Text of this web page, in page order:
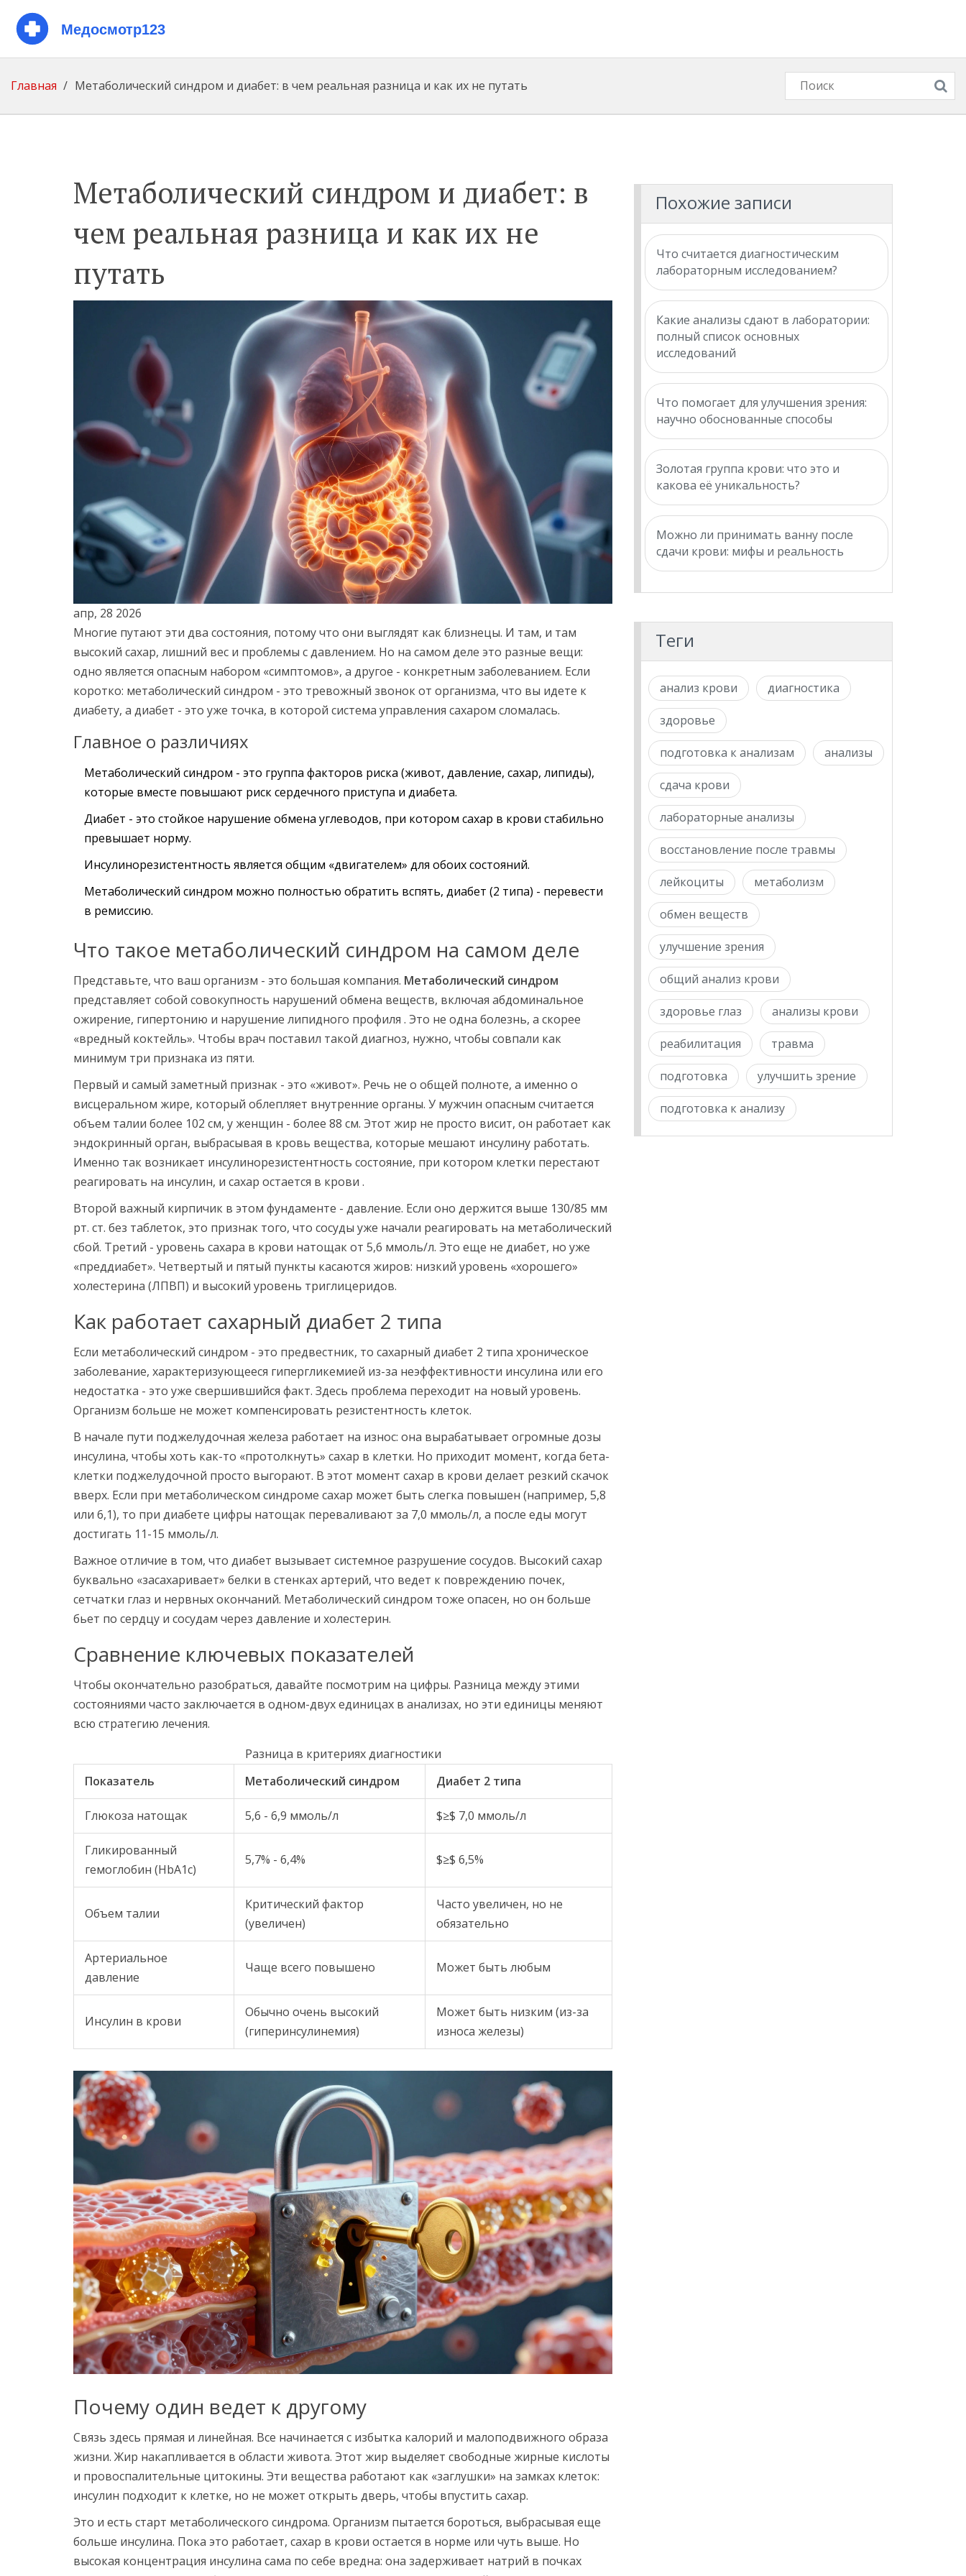
Главная Метаболический синдром и диабет: в чем реальная разница и как их не путать
Метаболический синдром и диабет: в
чем реальная разница и как их не
путать
апр, 28 2026
Многие путают эти два состояния, потому что они выглядят как близнецы. И там, и там
высокий сахар, лишний вес и проблемы с давлением. Но на самом деле это разные вещи:
одно является опасным набором «симптомов», а другое - конкретным заболеванием. Если
коротко: метаболический синдром - это тревожный звонок от организма, что вы идете к
диабету, а диабет - это уже точка, в которой система управления сахаром сломалась.
Главное о различиях
Метаболический синдром - это группа факторов риска (живот, давление, сахар, липиды),
которые вместе повышают риск сердечного приступа и диабета.
Диабет - это стойкое нарушение обмена углеводов, при котором сахар в крови стабильно
превышает норму.
Инсулинорезистентность является общим «двигателем» для обоих состояний.
Метаболический синдром можно полностью обратить вспять, диабет (2 типа) - перевести
в ремиссию.
Что такое метаболический синдром на самом деле
Представьте, что ваш организм - это большая компания. Метаболический синдром
представляет собой совокупность нарушений обмена веществ, включая абдоминальное
ожирение, гипертонию и нарушение липидного профиля . Это не одна болезнь, а скорее
«вредный коктейль». Чтобы врач поставил такой диагноз, нужно, чтобы совпали как
минимум три признака из пяти.
Первый и самый заметный признак - это «живот». Речь не о общей полноте, а именно о
висцеральном жире, который облепляет внутренние органы. У мужчин опасным считается
объем талии более 102 см, у женщин - более 88 см. Этот жир не просто висит, он работает как
эндокринный орган, выбрасывая в кровь вещества, которые мешают инсулину работать.
Именно так возникает инсулинорезистентность состояние, при котором клетки перестают
реагировать на инсулин, и сахар остается в крови .
Второй важный кирпичик в этом фундаменте - давление. Если оно держится выше 130/85 мм
рт. ст. без таблеток, это признак того, что сосуды уже начали реагировать на метаболический
сбой. Третий - уровень сахара в крови натощак от 5,6 ммоль/л. Это еще не диабет, но уже
«преддиабет». Четвертый и пятый пункты касаются жиров: низкий уровень «хорошего»
холестерина (ЛПВП) и высокий уровень триглицеридов.
Как работает сахарный диабет 2 типа
Если метаболический синдром - это предвестник, то сахарный диабет 2 типа хроническое
заболевание, характеризующееся гипергликемией из-за неэффективности инсулина или его
недостатка - это уже свершившийся факт. Здесь проблема переходит на новый уровень.
Организм больше не может компенсировать резистентность клеток.
В начале пути поджелудочная железа работает на износ: она вырабатывает огромные дозы
инсулина, чтобы хоть как-то «протолкнуть» сахар в клетки. Но приходит момент, когда бета-
клетки поджелудочной просто выгорают. В этот момент сахар в крови делает резкий скачок
вверх. Если при метаболическом синдроме сахар может быть слегка повышен (например, 5,8
или 6,1), то при диабете цифры натощак переваливают за 7,0 ммоль/л, а после еды могут
достигать 11-15 ммоль/л.
Важное отличие в том, что диабет вызывает системное разрушение сосудов. Высокий сахар
буквально «засахаривает» белки в стенках артерий, что ведет к повреждению почек,
сетчатки глаз и нервных окончаний. Метаболический синдром тоже опасен, но он больше
бьет по сердцу и сосудам через давление и холестерин.
Сравнение ключевых показателей
Чтобы окончательно разобраться, давайте посмотрим на цифры. Разница между этими
состояниями часто заключается в одном-двух единицах в анализах, но эти единицы меняют
всю стратегию лечения.
Разница в критериях диагностики
Показатель
Метаболический синдром Диабет 2 типа
Глюкоза натощак 5,6 - 6,9 ммоль/л $≥$ 7,0 ммоль/л
Гликированный
гемоглобин (HbA1c)
5,7% - 6,4% $≥$ 6,5%
Объем талии
Критический фактор
(увеличен)
Часто увеличен, но не
обязательно
Артериальное
давление
Чаще всего повышено Может быть любым
Инсулин в крови
Обычно очень высокий
(гиперинсулинемия)
Может быть низким (из-за
износа железы)
Почему один ведет к другому
Связь здесь прямая и линейная. Все начинается с избытка калорий и малоподвижного образа
жизни. Жир накапливается в области живота. Этот жир выделяет свободные жирные кислоты
и провоспалительные цитокины. Эти вещества работают как «заглушки» на замках клеток:
инсулин подходит к клетке, но не может открыть дверь, чтобы впустить сахар.
Это и есть старт метаболического синдрома. Организм пытается бороться, выбрасывая еще
больше инсулина. Пока это работает, сахар в крови остается в норме или чуть выше. Но
высокая концентрация инсулина сама по себе вредна: она задерживает натрий в почках
Похожие записи
Что считается диагностическим
лабораторным исследованием?
Какие анализы сдают в лаборатории:
полный список основных
исследований
Что помогает для улучшения зрения:
научно обоснованные способы
Золотая группа крови: что это и
какова её уникальность?
Можно ли принимать ванну после
сдачи крови: мифы и реальность
Теги
анализ крови диагностика
здоровье
подготовка к анализам анализы
сдача крови
лабораторные анализы
восстановление после травмы
лейкоциты метаболизм
обмен веществ
улучшение зрения
общий анализ крови
здоровье глаз анализы крови
реабилитация травма
подготовка улучшить зрение
подготовка к анализу